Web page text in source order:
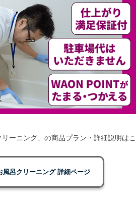
ーニング」の商品プラン・詳細説明はこ
風呂クリーニング 詳細ページ